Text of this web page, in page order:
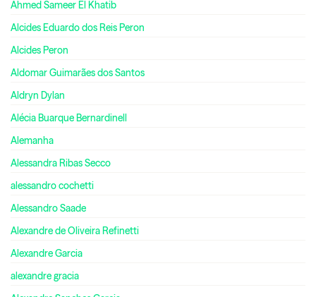
Ahmed Sameer El Khatib
Alcides Eduardo dos Reis Peron
Alcides Peron
Aldomar Guimarães dos Santos
Aldryn Dylan
Alécia Buarque Bernardinell
Alemanha
Alessandra Ribas Secco
alessandro cochetti
Alessandro Saade
Alexandre de Oliveira Refinetti
Alexandre Garcia
alexandre gracia